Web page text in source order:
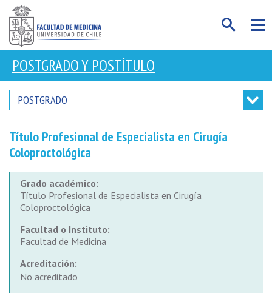
POSTGRADO Y POSTÍTULO
POSTGRADO
Título Profesional de Especialista en Cirugía
Coloproctológica
Grado académico:
Título Profesional de Especialista en Cirugía
Coloproctológica
Facultad o Instituto:
Facultad de Medicina
Acreditación:
No acreditado